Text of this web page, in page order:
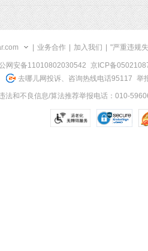
业务合作 加入我们 "严重违规
网安备11010802030542
京ICP备
去哪儿网投诉、咨询热线电话95117 举
法和不良信息/算法推荐举报电话：010-